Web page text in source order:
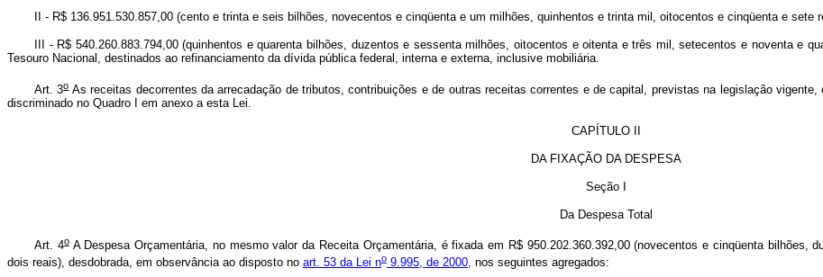
II - R$ 136.951.530.857,00 (cento e trinta e seis bilhões, novecentos e cinqüenta e um milhões, quinhentos e trinta mil, oitocentos e cinqüenta e sete
III - R$ 540.260.883.794,00 (quinhentos e quarenta bilhões, duzentos e sessenta milhões, oitocentos e oitenta e três mil, setecentos e noventa e
Tesouro Nacional, destinados ao refinanciamento da dívida pública federal, interna e externa, inclusive mobiliária.
Art. 3oAs receitas decorrentes da arrecadação de tributos, contribuições e de outras receitas correntes e de capital, previstas na legislação
discriminado no Quadro I em anexo a esta Lei.
CAPÍTULO II
DA FIXAÇÃO DA DESPESA
Seção I
Da Despesa Total
Art. 4oA Despesa Orçamentária, no mesmo valor da Receita Orçamentária, é fixada em R$ 950.202.360.392,00 (novecentos e cinqüenta
dois reais), desdobrada, em observância ao disposto no art. 53 da Lei no 9.995, de 2000 , nos seguintes agregados: